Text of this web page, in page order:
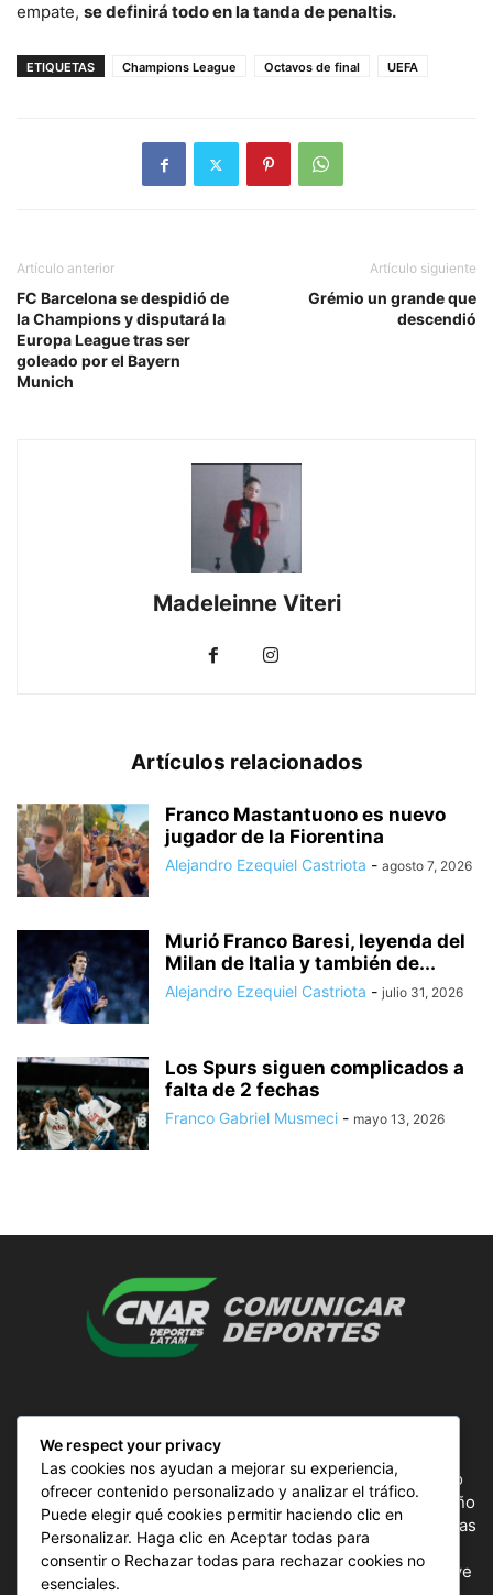
empate, se definirá todo en la tanda de penaltis.
ETIQUETAS Champions League Octavos de final UEFA
Artículo anterior
FC Barcelona se despidió de
la Champions y disputará la
Europa League tras ser
goleado por el Bayern
Munich
Artículo siguiente
Grémio un grande que
descendió
Madeleinne Viteri
Artículos relacionados
Franco Mastantuono es nuevo
jugador de la Fiorentina
Alejandro Ezequiel Castriota - agosto 7, 2026
Murió Franco Baresi, leyenda del
Milan de Italia y también de...
Alejandro Ezequiel Castriota - julio 31, 2026
Los Spurs siguen complicados a
falta de 2 fechas
Franco Gabriel Musmeci - mayo 13, 2026
ComunicAr Deportes es un proyecto de noticias creado
por el director y Productor argentino Ale Gordillo en el año
2018, perteneciente a CnAr Latam y MS Interactiva noticias
deportivas de todo el continente latinoamericano y el
mundo, todos los deportes en un solo sitio, donde se vive
We respect your privacy
Las cookies nos ayudan a mejorar su experiencia,
ofrecer contenido personalizado y analizar el tráfico.
Puede elegir qué cookies permitir haciendo clic en
Personalizar. Haga clic en Aceptar todas para
consentir o Rechazar todas para rechazar cookies no
esenciales.